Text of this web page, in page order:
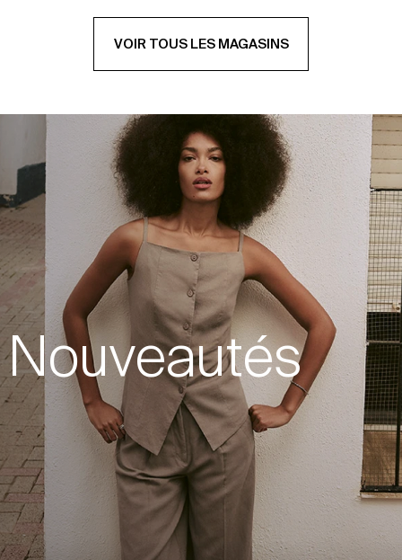
VOIR TOUS LES MAGASINS
Nouveautés